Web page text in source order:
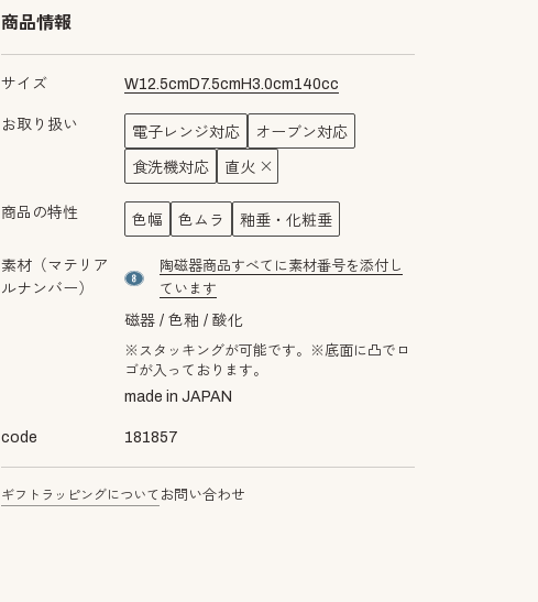
商品情報
サイズ W12.5cm D7.5cm H3.0cm140cc
お取り扱い 電子レンジ対応 オーブン対応
食洗機対応 直火
商品の特性 色幅 色ムラ 釉垂・化粧垂
素材（マテリア
ルナンバー）
material number8
陶磁器商品すべてに素材番号を添付し
ています
磁器 色釉 酸化
※スタッキングが可能です。※底面に凸でロ
ゴが入っております。
made in JAPAN
code 181857
ギフトラッピングについて お問い合わせ